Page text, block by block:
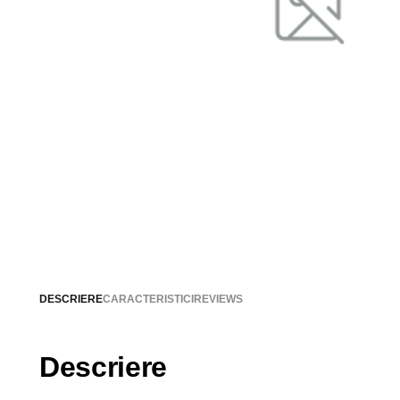
DESCRIERECARACTERISTICI REVIEWS
Descriere